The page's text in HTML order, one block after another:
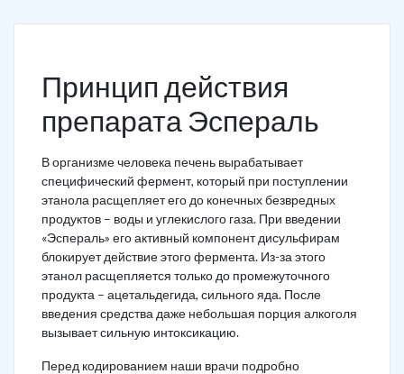
Принцип действия
препарата Эспераль
В организме человека печень вырабатывает
специфический фермент, который при поступлении
этанола расщепляет его до конечных безвредных
продуктов – воды и углекислого газа. При введении
«Эспераль» его активный компонент дисульфирам
блокирует действие этого фермента. Из-за этого
этанол расщепляется только до промежуточного
продукта – ацетальдегида, сильного яда. После
введения средства даже небольшая порция алкоголя
вызывает сильную интоксикацию.
Перед кодированием наши врачи подробно